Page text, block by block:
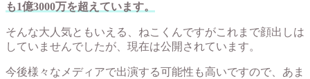
も1億3000万を超えています。
そんな大人気ともいえる、ねこくんですがこれまで顔出しは
していませんでしたが、現在は公開されています。
今後様々なメディアで出演する可能性も高いですので、あま